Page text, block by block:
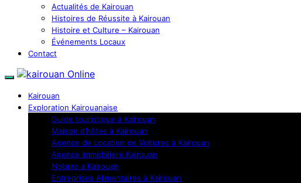
Actualités de Kairouan
Histoires de Réussite à Kairouan
Histoire et Culture – Kairouan
Événements Locaux
Contact
Kairouan
Exploration Kairouanaise
Guide touristique à Kairouan
Maison d’hôtes à Kairouan
Agence de Location de Voitures à Kairouan
Agence Immobiliere Kairouan
Notaire a Kairouan
Entreprises Alimentaires à Kairouan